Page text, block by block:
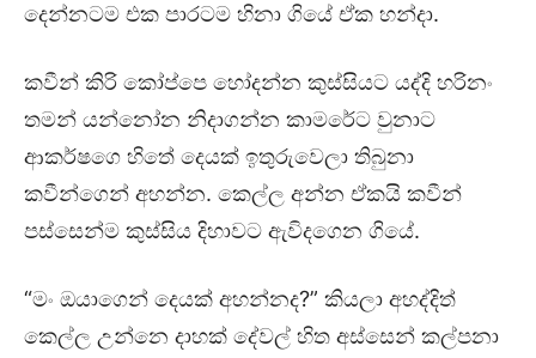
දෙන්නටම එක පාරටම හිනා ගියේ ඒක හන්දා.
කවීන් කිරි කෝප්පෙ හෝදන්න කුස්සියට යද්දි හරිනං
තමන් යන්නෝන නිදාගන්න කාමරේට වුනාට
ආකර්ෂගෙ හිතේ දෙයක් ඉතුරුවෙලා තිබුනා
කවීන්ගෙන් අහන්න. කෙල්ල අන්න ඒකයි කවීන්
පස්සෙන්ම කුස්සිය දිහාවට ඇවිදගෙන ගියේ.
“මං ඔයාගෙන් දෙයක් අහන්නද?” කියලා අහද්දිත්
කෙල්ල උන්නෙ දාහක් දේවල් හිත අස්සෙන් කල්පනා